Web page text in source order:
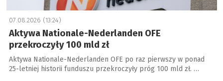
07.08.2026 (13:24)
Aktywa Nationale-Nederlanden OFE
przekroczyły 100 mld zł
Aktywa Nationale-Nederlanden OFE po raz pierwszy w ponad
25-letniej historii funduszu przekroczyły próg 100 mld zł. …